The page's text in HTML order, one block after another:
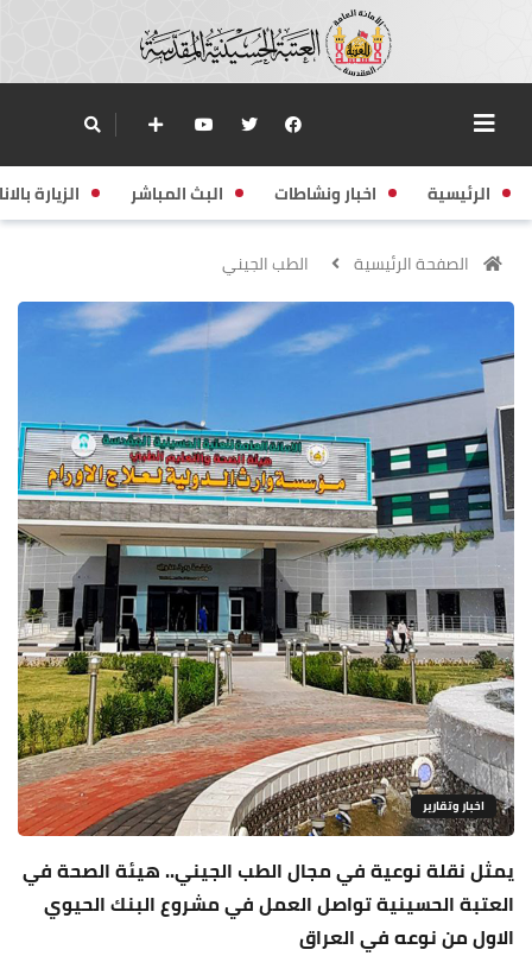
الرئيسية اخبار ونشاطات البث المباشر الزيارة
الصفحة الرئيسية الطب الجيني
اخبار وتقارير
يمثل نقلة نوعية في مجال الطب الجيني.. هيئة الصحة في
العتبة الحسينية تواصل العمل في مشروع البنك الحيوي
الاول من نوعه في العراق